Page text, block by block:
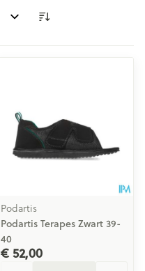
Podartis
Podartis Terapes Zwart 39-
40
€ 52,00